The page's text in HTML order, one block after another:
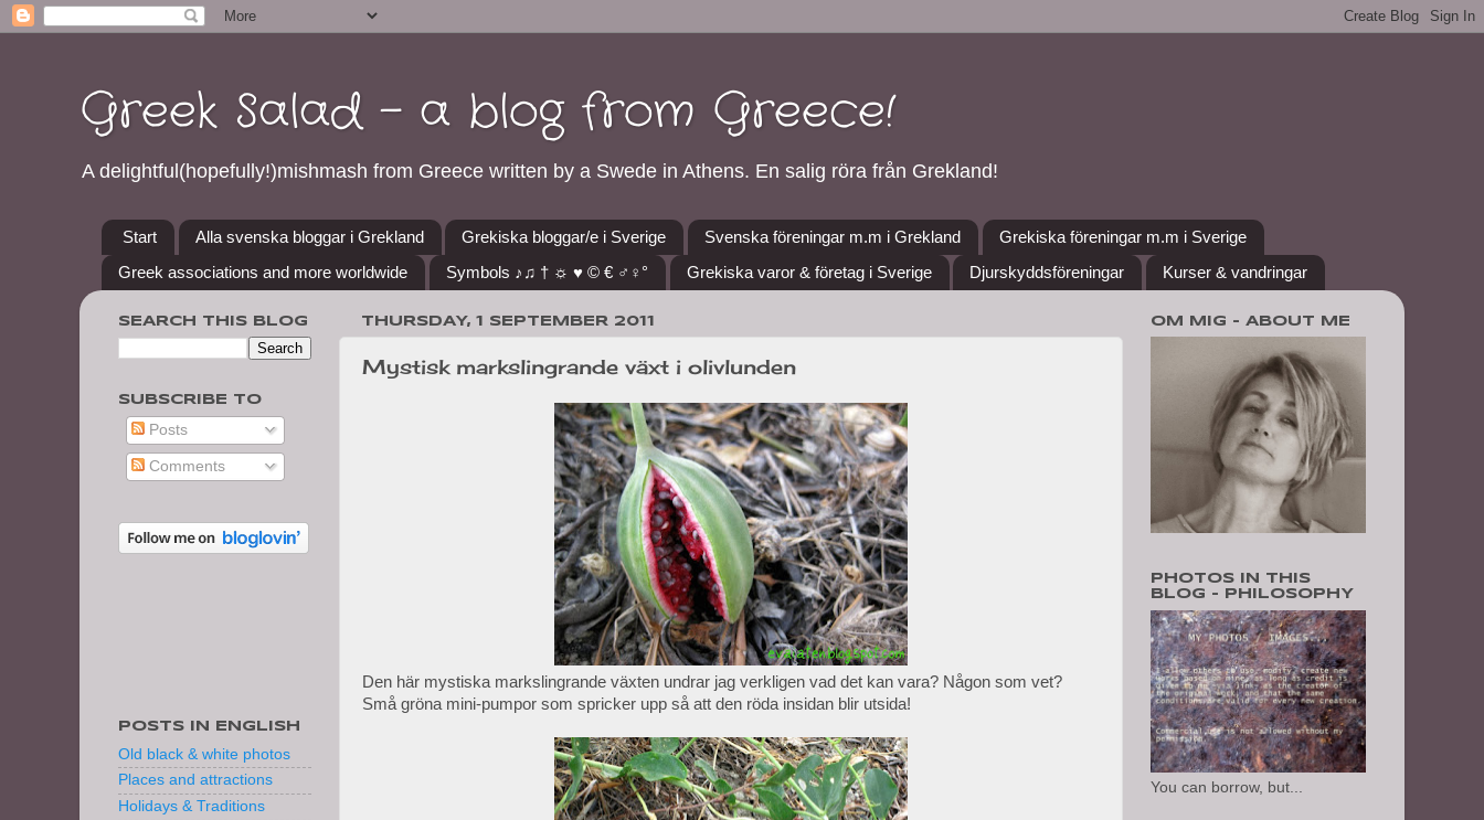
Greek Salad - a blog from Greece!
A delightful(hopefully!)mishmash from Greece written by a Swede in Athens. En salig röra från Grekland!
Start Alla svenska bloggar i Grekland Grekiska bloggar/e i Sverige Svenska föreningar m.m i Grekland
Grekiska föreningar m.m i Sverige
Greek associations and more worldwide
Symbols ♪♫ † ☼ ♥ © € ♂♀° Grekiska varor & företag i Sverige Djurskyddsföreningar Kurser & vandringar
THURSDAY, 1 SEPTEMBER 2011
Mystisk markslingrande växt i olivlunden
Den här mystiska markslingrande växten undrar jag verkligen vad det kan vara? Någon som vet?
Små gröna mini-pumpor som spricker upp så att den röda insidan blir utsida!
SEARCH THIS BLOG
SUBSCRIBE TO
Posts
Comments
POSTS IN ENGLISH
Old black & white photos
Places and attractions
Holidays & Traditions
OM MIG - ABOUT ME
PHOTOS IN THIS
BLOG - PHILOSOPHY
You can borrow, but...